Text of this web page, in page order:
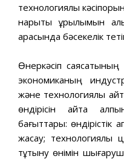
технологиялық
нарықтық құрылымын
арасында бəсекелік
Өнеркəсіп
экономиканың
жəне технологиялық
өндірісін қайта
бағыттары: өндірістік
жасау; технологиялық
тұтыну өнімін